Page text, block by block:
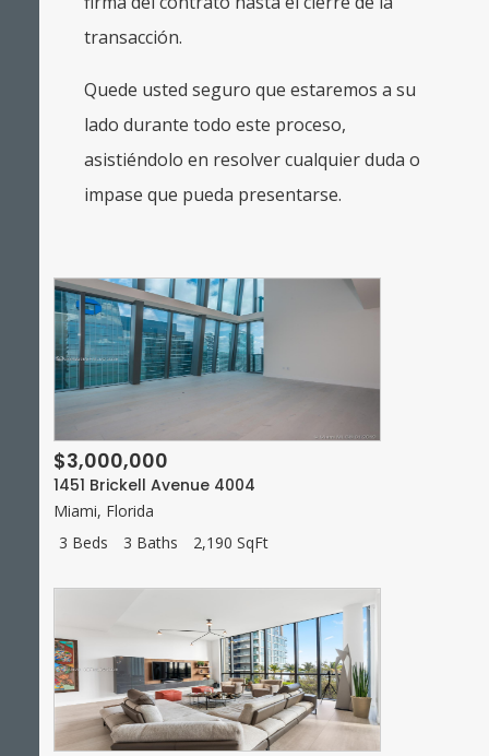
transacción.
Quede usted seguro que estaremos a su
lado durante todo este proceso,
asistiéndolo en resolver cualquier duda o
impase que pueda presentarse.
$3,000,000
1451 Brickell Avenue 4004
Miami, Florida
3 Beds
3 Baths 2,190 SqFt